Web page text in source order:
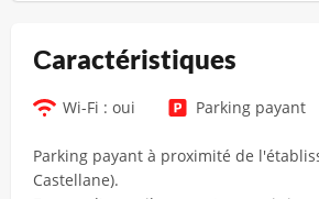
Сaractéristiques
Wi-Fi : oui Parking payant
Parking payant à proximité de
Castellane).